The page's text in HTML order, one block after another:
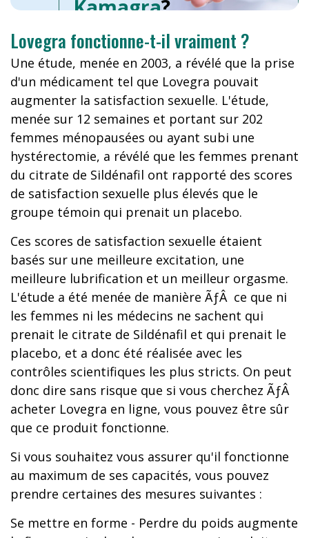
Kamagra?
Lovegra fonctionne-t-il vraiment ?
Une étude, menée en 2003, a révélé que la prise
d'un médicament tel que Lovegra pouvait
augmenter la satisfaction sexuelle. L'étude,
menée sur 12 semaines et portant sur 202
femmes ménopausées ou ayant subi une
hystérectomie, a révélé que les femmes prenant
du citrate de Sildénafil ont rapporté des scores
de satisfaction sexuelle plus élevés que le
groupe témoin qui prenait un placebo.
Ces scores de satisfaction sexuelle étaient
basés sur une meilleure excitation, une
meilleure lubrification et un meilleur orgasme.
L'étude a été menée de manière ÃƒÂ ce que ni
les femmes ni les médecins ne sachent qui
prenait le citrate de Sildénafil et qui prenait le
placebo, et a donc été réalisée avec les
contrôles scientifiques les plus stricts. On peut
donc dire sans risque que si vous cherchez ÃƒÂ
acheter Lovegra en ligne, vous pouvez être sûr
que ce produit fonctionne.
Si vous souhaitez vous assurer qu'il fonctionne
au maximum de ses capacités, vous pouvez
prendre certaines des mesures suivantes :
Se mettre en forme - Perdre du poids augmente